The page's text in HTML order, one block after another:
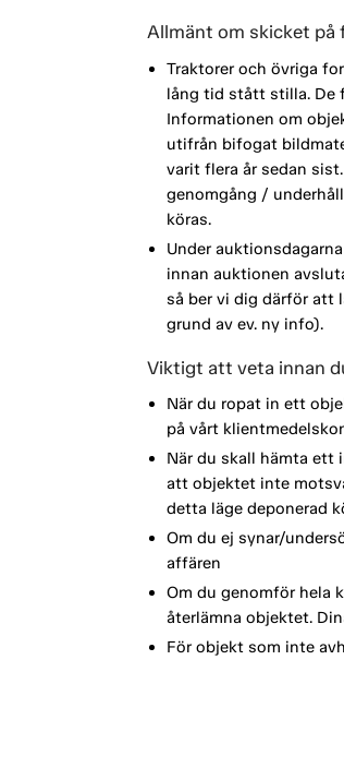
Allmänt om skicket på
Traktorer och övriga
lång tid stått stilla. De
Informationen om
utifrån bifogat
varit flera år sedan
genomgång /
köras.
Under
innan auktionen
så ber vi dig därför att
grund av ev. ny info).
Viktigt att veta innan
När du ropat in ett
på vårt
När du skall hämta ett
att objektet inte
detta läge deponerad
Om du ej synar/
affären
Om du genomför hela
återlämna objektet.
För objekt som inte